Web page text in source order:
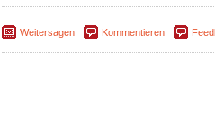
Weitersagen Kommentieren